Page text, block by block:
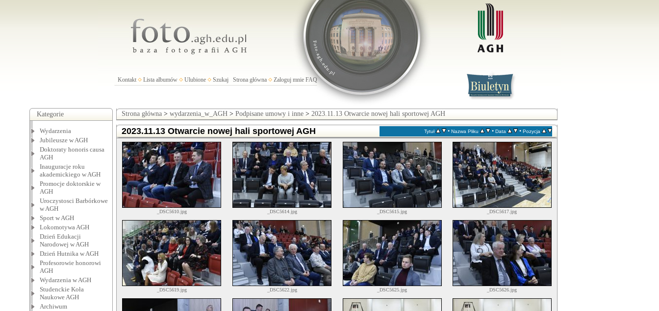
Kontakt Lista albumów Ulubione Szukaj Strona główna Zaloguj mnie FAQ
Kategorie
Wydarzenia
Jubileusze w AGH
Doktoraty honoris causa
AGH
Inauguracje roku
akademickiego w AGH
Promocje doktorskie w
AGH
Uroczystosci Barbórkowe
w AGH
Sport w AGH
Lokomotywa AGH
Dzień Edukacji
Narodowej w AGH
Dzień Hutnika w AGH
Profesorowie honorowi
AGH
Wydarzenia w AGH
Studenckie Koła
Naukowe AGH
Archiwum
Strona główna> wydarzenia_w_AGH> Podpisane umowy i inne> 2023.11.13 Otwarcie nowej hali sportowej AGH
2023.11.13 Otwarcie nowej hali sportowej AGH Tytuł • Nazwa Pliku • Data • Pozycja
_DSC5610.jpg _DSC5614.jpg _DSC5615.jpg _DSC5617.jpg
_DSC5619.jpg _DSC5622.jpg _DSC5625.jpg _DSC5626.jpg